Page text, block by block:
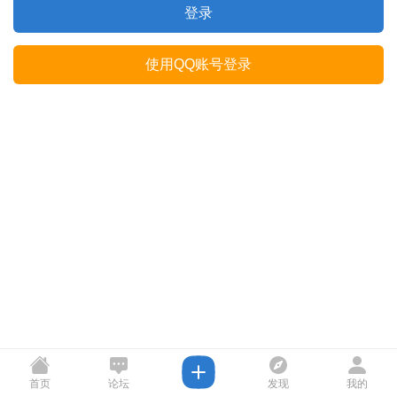
登录
使用QQ账号登录
首页 论坛 发现 我的